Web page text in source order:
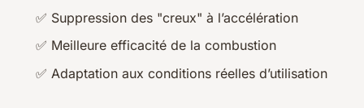
✅ Suppression des "creux" à l’accélération
✅ Meilleure efficacité de la combustion
✅ Adaptation aux conditions réelles d’utilisation